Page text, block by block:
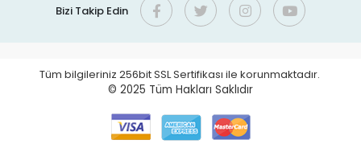
Bizi Takip Edin
Tüm bilgileriniz 256bit SSL Sertifikası ile korunmaktadır.
© 2025 Tüm Hakları Saklıdır